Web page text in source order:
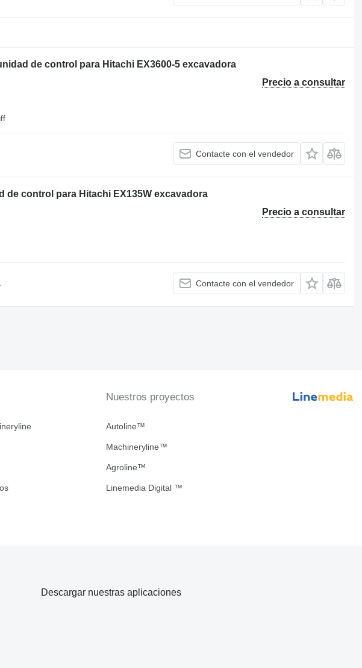
de control para Hitachi EX3600-5 excavadora
Precio a consultar
Contacte con el vendedor
de control para Hitachi EX135W excavadora
Precio a consultar
Contacte con el vendedor
Nuestros proyectos
Autoline™
Machineryline™
Agroline™
Linemedia Digital ™
Descargar nuestras aplicaciones